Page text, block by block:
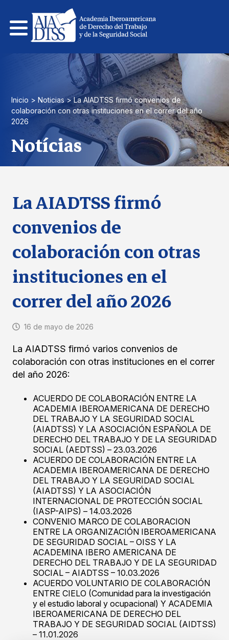
contenido
Inicio > Noticias > La AIADTSS firmó convenios de
colaboración con otras instituciones en el correr del año
2026
Notícias
La AIADTSS firmó
convenios de
colaboración con otras
instituciones en el
correr del año 2026
16 de mayo de 2026
La AIADTSS firmó varios convenios de
colaboración con otras instituciones en el correr
del año 2026:
ACUERDO DE COLABORACIÓN ENTRE LA
ACADEMIA IBEROAMERICANA DE DERECHO
DEL TRABAJO Y LA SEGURIDAD SOCIAL
(AIADTSS) Y LA ASOCIACIÓN ESPAÑOLA DE
DERECHO DEL TRABAJO Y DE LA SEGURIDAD
SOCIAL (AEDTSS) – 23.03.2026
ACUERDO DE COLABORACIÓN ENTRE LA
ACADEMIA IBEROAMERICANA DE DERECHO
DEL TRABAJO Y LA SEGURIDAD SOCIAL
(AIADTSS) Y LA ASOCIACIÓN
INTERNACIONAL DE PROTECCIÓN SOCIAL
(IASP-AIPS) – 14.03.2026
CONVENIO MARCO DE COLABORACION
ENTRE LA ORGANIZACIÓN IBEROAMERICANA
DE SEGURIDAD SOCIAL – OISS Y LA
ACADEMINA IBERO AMERICANA DE
DERECHO DEL TRABAJO Y DE LA SEGURIDAD
SOCIAL – AIADTSS – 10.03.2026
ACUERDO VOLUNTARIO DE COLABORACIÓN
ENTRE CIELO (Comunidad para la investigación
y el estudio laboral y ocupacional) Y ACADEMIA
IBEROAMERICANA DE DERECHO DEL
TRABAJO Y DE SEGURIDAD SOCIAL (AIDTSS)
– 11.01.2026